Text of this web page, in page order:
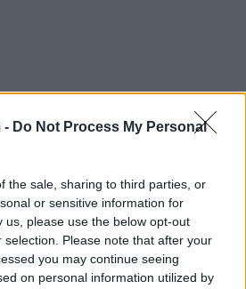
- Do Not Process My Personal
the sale, sharing to third parties, or
or sensitive information for
us, please use the below opt-out
Please note that after your
you may continue seeing
on personal information utilized by